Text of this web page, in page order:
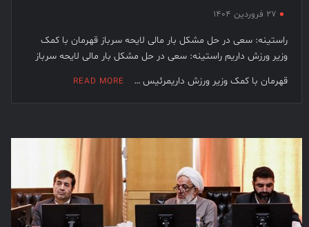
۲۷ فروردین ۱۴۰۴
راستینه: سعی در حل مشکل بار مالی لایحه سرباز قهرمان با کمک
وزیر ورزش داریم راستینه: سعی در حل مشکل بار مالی لایحه سرباز
قهرمان با کمک وزیر ورزش داریمرئیس …
READ MORE